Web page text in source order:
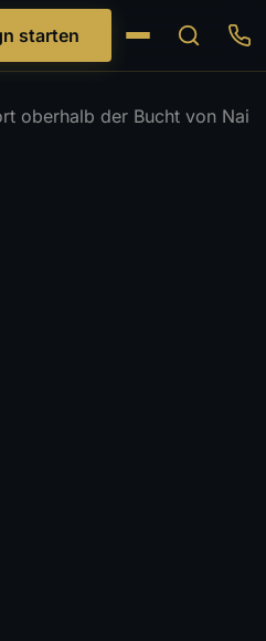
starten